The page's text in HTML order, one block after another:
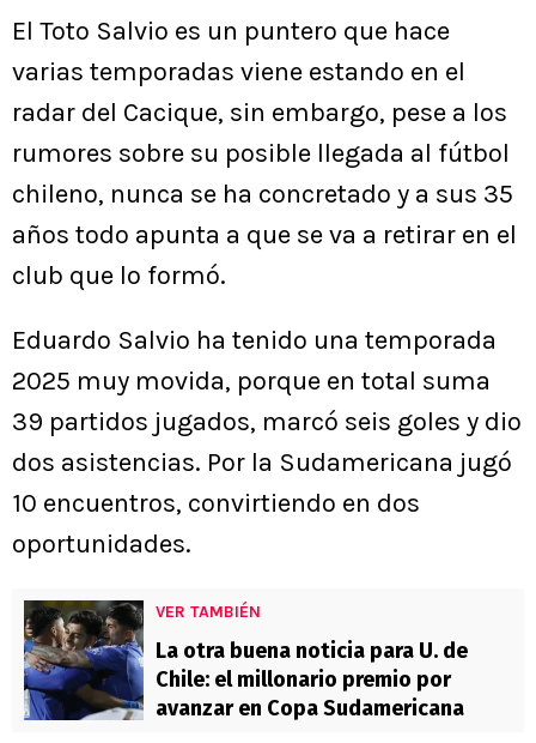
El Toto Salvio es un puntero que hace
varias temporadas viene estando en el
radar del Cacique, sin embargo, pese a los
rumores sobre su posible llegada al fútbol
chileno, nunca se ha concretado y a sus 35
años todo apunta a que se va a retirar en el
club que lo formó.
Eduardo Salvio ha tenido una temporada
2025 muy movida, porque en total suma
39 partidos jugados, marcó seis goles y dio
dos asistencias. Por la Sudamericana jugó
10 encuentros, convirtiendo en dos
oportunidades.
VER TAMBIÉN
La otra buena noticia para U. de
Chile: el millonario premio por
avanzar en Copa Sudamericana